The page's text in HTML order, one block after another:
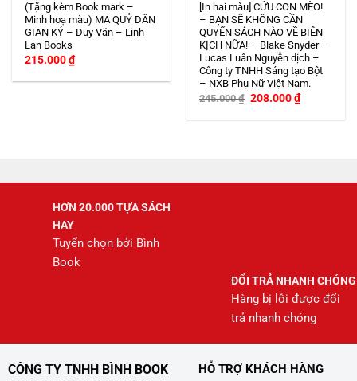
(Tặng kèm Book mark –
Minh hoạ màu) MA QUỶ DÂN
GIAN KÝ – Duy Văn – Linh
Lan Books
215.000₫
[In hai màu] CỨU CON MÈO!
– BẠN SẼ KHÔNG CẦN
QUYỂN SÁCH NÀO VỀ BIÊN
KỊCH NỮA! – Blake Snyder –
Lucas Luân Nguyễn dịch –
Công ty TNHH Sáng tạo Bột
– NXB Phụ Nữ Việt Nam.
245.000₫ Giá
là:
208.000₫Giá
hiện
tại
HƠN 20.000 TỰA SÁCH
HAY
Tuyển chọn bởi Bình
Book
ĐỔI TRẢ NHANH CHÓNG
Hàng bị lỗi được đổi
trả nhanh chóng
CÔNG TY TNHH BÌNH BOOK
HỖ TRỢ KHÁCH HÀNG